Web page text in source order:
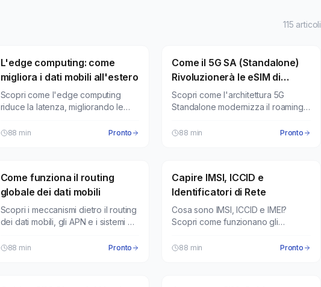
115 articoli
Dati mobili
L'edge computing: come
migliora i dati mobili all'estero
Scopri come l'edge computing
riduce la latenza, migliorando le
dei dati mobili in viaggio.
88 min Pronto
Ricerca eSIMfo
Come il 5G SA (Standalone)
Rivoluzionerà le eSIM di
Viaggio
Scopri come l'architettura 5G
Standalone modernizza il roaming
ottimizza le eSIM di viaggio.
88 min Pronto
Roaming internazionale
Come funziona il routing
globale dei dati mobili
Scopri i meccanismi dietro il routing
dei dati mobili, gli APN e i sistemi di
88 min Pronto
Guide
Capire IMSI, ICCID e
Identificatori di Rete
Cosa sono IMSI, ICCID e IMEI?
Scopri come funzionano gli
telefono.
88 min Pronto